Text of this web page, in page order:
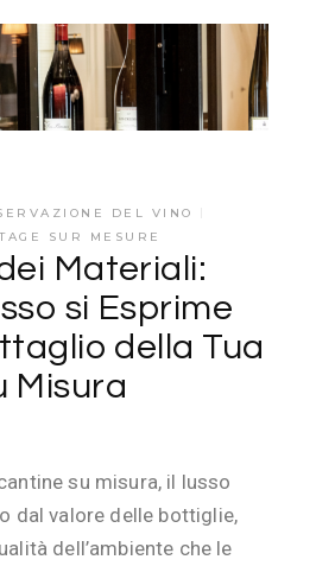
DEL VINO
SUR MESURE
Materiali:
si Esprime
della Tua
Misura
su misura, il lusso
dal valore delle bottiglie,
dell’ambiente che le